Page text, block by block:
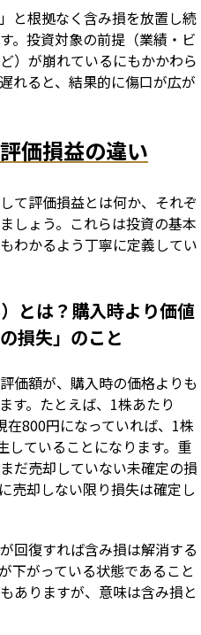
と根拠なく含み損を放置し続
。投資対象の前提（業績・ビ
）が崩れているにもかかわら
れると、結果的に傷口が広が
価損益の違い
て評価損益とは何か、それぞ
しょう。これらは投資の基本
わかるよう丁寧に定義してい
とは？購入時より価値
損失」のこと
価額が、購入時の価格よりも
す。たとえば、1株あたり
800円になっていれば、1株
していることになります。重
だ売却していない未確定の損
売却しない限り損失は確定し
回復すれば含み損は解消する
下がっている状態であること
ありますが、意味は含み損と